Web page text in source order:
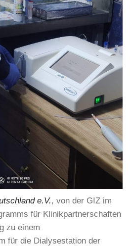
e.V., von der GIZ im
für Klinikpartnerschaften
zu einem
für die Dialysestation der